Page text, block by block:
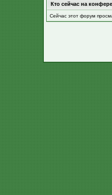
Кто сейчас на
Сейчас этот форум